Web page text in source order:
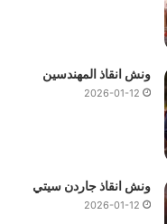
ونش انقاذ المهندسين
2026-01-12
ونش انقاذ جاردن سيتي
2026-01-12